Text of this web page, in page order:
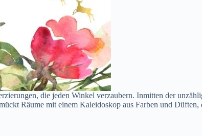
die jeden Winkel verzaubern. Inmitten der
Räume mit einem Kaleidoskop aus Farben und Düften,